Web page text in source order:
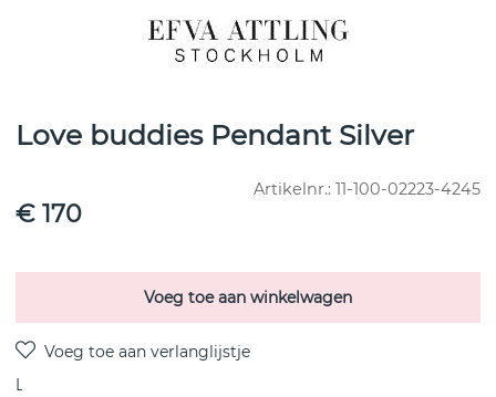
Love buddies Pendant Silver
Artikelnr.: 11-100-02223-4245
€ 170
Voeg toe aan winkelwagen
Levering: